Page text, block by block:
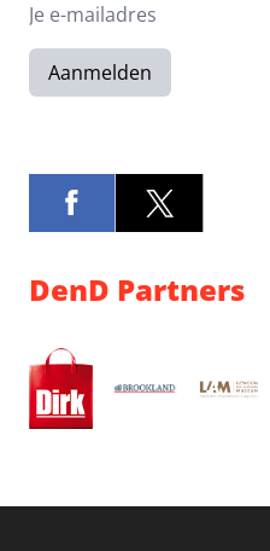
Aanmelden
DenD Partners